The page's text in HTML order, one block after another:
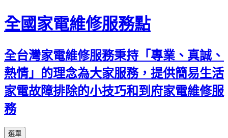
全國家電維修服務點
全台灣家電維修服務秉持「專業、真誠、
熱情」的理念為大家服務，提供簡易生活
家電故障排除的小技巧和到府家電維修服
務
選單